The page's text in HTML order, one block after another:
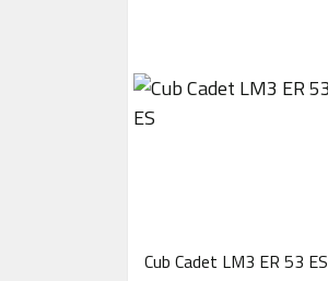
Cub Cadet LM3 ER 53 ES